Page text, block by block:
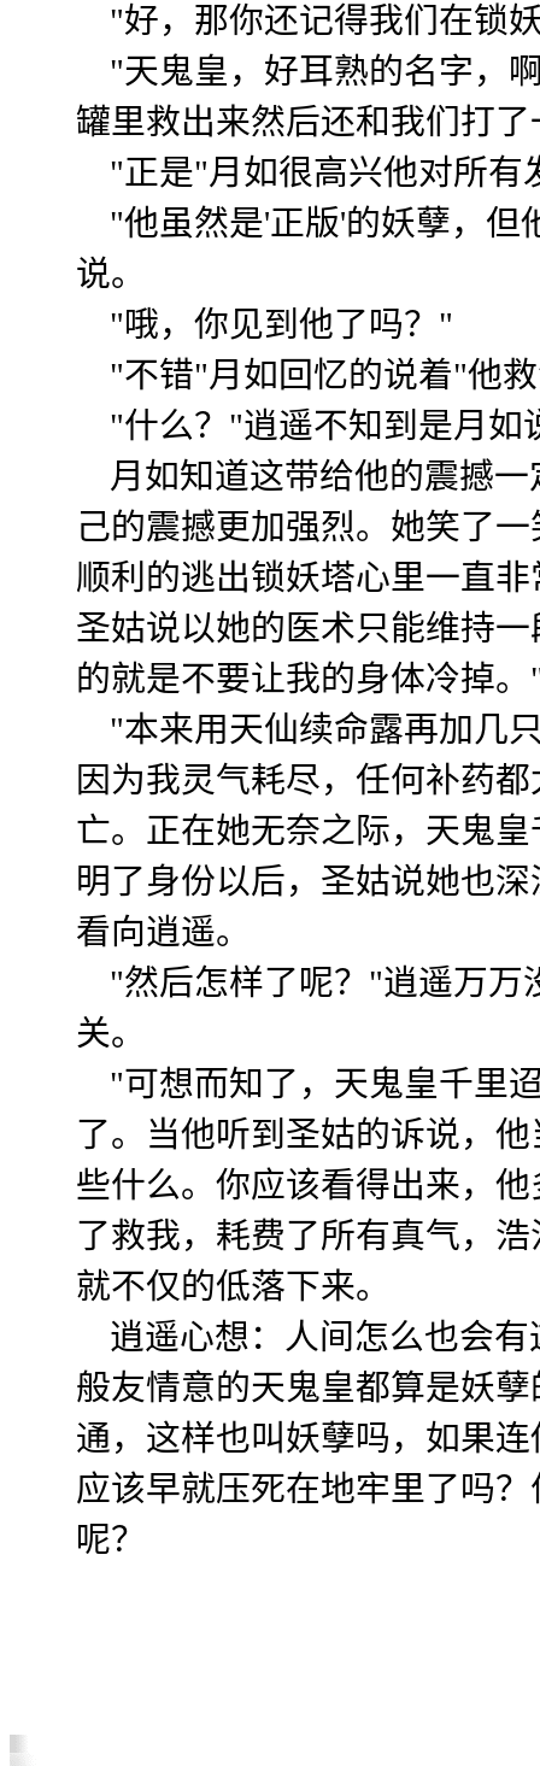
"好，那你还记得我们在锁
"天鬼皇，好耳熟的名字，
罐里救出来然后还和我们打
"正是"月如很高兴他对所有
"他虽然是'正版'的妖孽，但
说。
"哦，你见到他了吗？"
"不错"月如回忆的说着"他
"什么？"逍遥不知到是月如
月如知道这带给他的震撼一
己的震撼更加强烈。她笑了
顺利的逃出锁妖塔心里一直
圣姑说以她的医术只能维持
的就是不要让我的身体冷掉。
"本来用天仙续命露再加几
因为我灵气耗尽，任何补药
亡。正在她无奈之际，天鬼
明了身份以后，圣姑说她也
看向逍遥。
"然后怎样了呢？"逍遥万万
关。
"可想而知了，天鬼皇千里
了。当他听到圣姑的诉说，
些什么。你应该看得出来，
了救我，耗费了所有真气，
就不仅的低落下来。
逍遥心想：人间怎么也会有
般友情意的天鬼皇都算是妖
通，这样也叫妖孽吗，如果
应该早就压死在地牢里了吗
呢？